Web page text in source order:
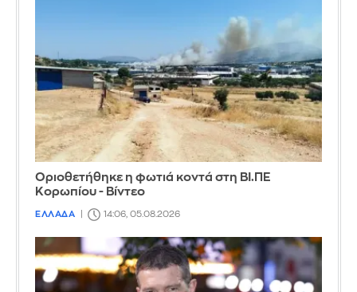
Οριοθετήθηκε η φωτιά κοντά στη ΒΙ.ΠΕ
Κορωπίου - Βίντεο
ΕΛΛΑΔΑ 14:06, 05.08.2026